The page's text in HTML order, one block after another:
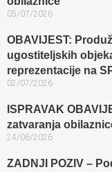
05/07/2026
OBAVIJEST:
ugostiteljskih
reprezentacije na
02/07/2026
ISPRAVAK
zatvaranja
24/06/2026
ZADNJI POZIV –